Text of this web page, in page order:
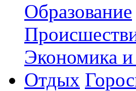
Образование
Экономика и
Отдых